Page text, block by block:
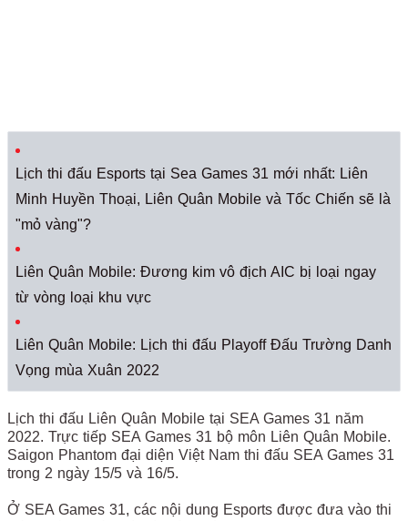
Lịch thi đấu Esports tại Sea Games 31 mới nhất: Liên
Minh Huyền Thoại, Liên Quân Mobile và Tốc Chiến sẽ là
"mỏ vàng"?
Liên Quân Mobile: Đương kim vô địch AIC bị loại ngay
từ vòng loại khu vực
Liên Quân Mobile: Lịch thi đấu Playoff Đấu Trường Danh
Vọng mùa Xuân 2022
Lịch thi đấu Liên Quân Mobile tại SEA Games 31 năm
2022. Trực tiếp SEA Games 31 bộ môn Liên Quân Mobile.
Saigon Phantom đại diện Việt Nam thi đấu SEA Games 31
trong 2 ngày 15/5 và 16/5.
Ở SEA Games 31, các nội dung Esports được đưa vào thi